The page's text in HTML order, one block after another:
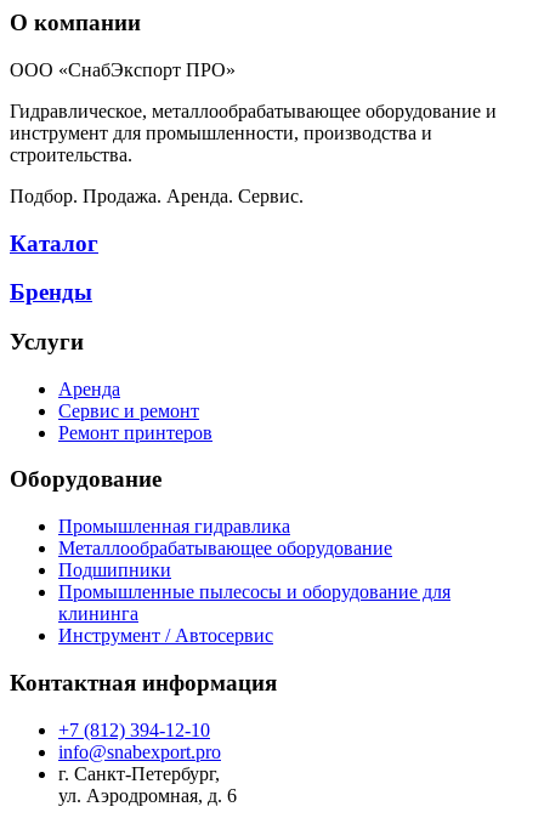
О компании
ООО «СнабЭкспорт ПРО»
Гидравлическое, металлообрабатывающее оборудование и
инструмент для промышленности, производства и
строительства.
Подбор. Продажа. Аренда. Сервис.
Каталог
Бренды
Услуги
Аренда
Сервис и ремонт
Ремонт принтеров
Оборудование
Промышленная гидравлика
Металлообрабатывающее оборудование
Подшипники
Промышленные пылесосы и оборудование для
клининга
Инструмент / Автосервис
Контактная информация
+7 (812) 394-12-10
info@snabexport.pro
г. Санкт-Петербург,
ул. Аэродромная, д. 6